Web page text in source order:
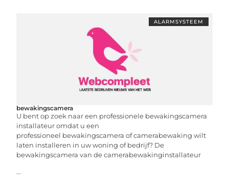
ALARMSYSTEEM
bewakingscamera
U bent op zoek naar een professionele bewakingscamera
installateur omdat u een
professioneel bewakingscamera of camerabewaking wilt
laten installeren in uw woning of bedrijf? De
bewakingscamera van de camerabewakinginstallateur
...